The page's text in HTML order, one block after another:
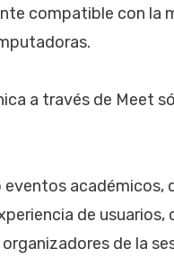
compatible con la
a través de Meet
académicos,
de usuarios,
de la